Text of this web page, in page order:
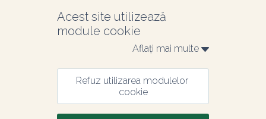
Acest site utilizează
module cookie
Aflați mai multe
Refuz utilizarea modulelor
cookie